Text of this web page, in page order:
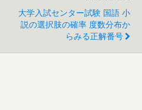
大学入試センター試験 国語 小
説の選択肢の確率 度数分布か
らみる正解番号